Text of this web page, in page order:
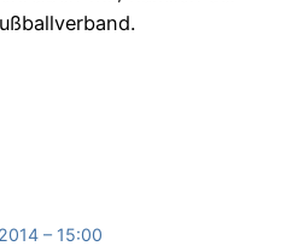
– 15:00